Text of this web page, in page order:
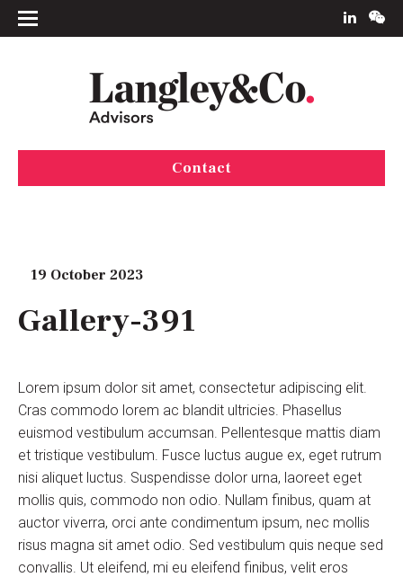
Contact
19 October 2023
Gallery-391
Lorem ipsum dolor sit amet, consectetur adipiscing elit.
Cras commodo lorem ac blandit ultricies. Phasellus
euismod vestibulum accumsan. Pellentesque mattis diam
et tristique vestibulum. Fusce luctus augue ex, eget rutrum
nisi aliquet luctus. Suspendisse dolor urna, laoreet eget
mollis quis, commodo non odio. Nullam finibus, quam at
auctor viverra, orci ante condimentum ipsum, nec mollis
risus magna sit amet odio. Sed vestibulum quis neque sed
convallis. Ut eleifend, mi eu eleifend finibus, velit eros